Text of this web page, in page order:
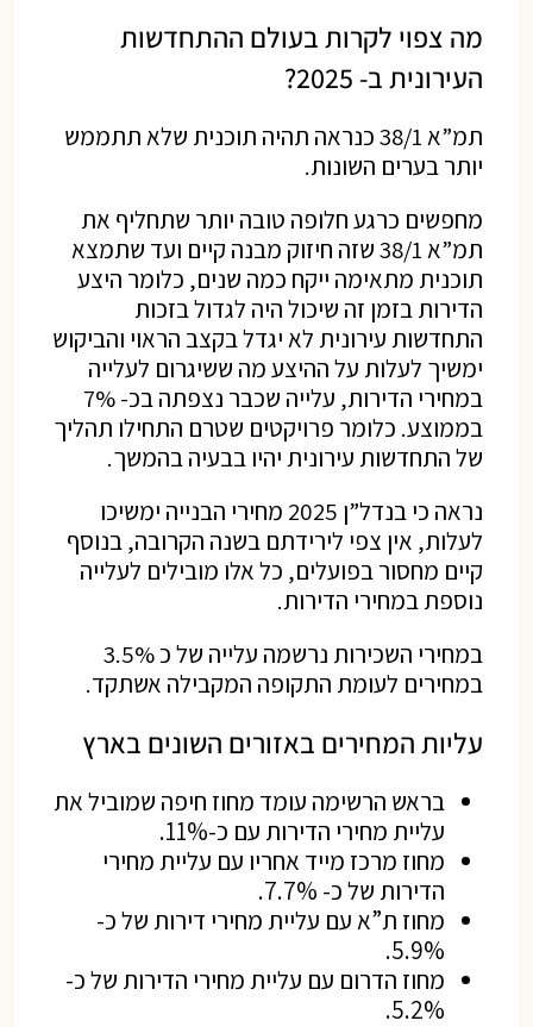
מה צפוי לקרות בעולם ההתחדשות
העירונית ב- 2025?
תמ”א 38/1 כנראה תהיה תוכנית שלא תתממש
יותר בערים השונות.
מחפשים כרגע חלופה טובה יותר שתחליף את
תמ”א 38/1 שזה חיזוק מבנה קיים ועד שתמצא
תוכנית מתאימה ייקח כמה שנים, כלומר היצע
הדירות בזמן זה שיכול היה לגדול בזכות
התחדשות עירונית לא יגדל בקצב הראוי והביקוש
ימשיך לעלות על ההיצע מה ששיגרום לעלייה
במחירי הדירות, עלייה שכבר נצפתה בכ- 7%
בממוצע. כלומר פרויקטים שטרם התחילו תהליך
של התחדשות עירונית יהיו בבעיה בהמשך.
נראה כי בנדל”ן 2025 מחירי הבנייה ימשיכו
לעלות, אין צפי לירידתם בשנה הקרובה, בנוסף
קיים מחסור בפועלים, כל אלו מובילים לעלייה
נוספת במחירי הדירות.
במחירי השכירות נרשמה עלייה של כ 3.5%
במחירים לעומת התקופה המקבילה אשתקד.
עליות המחירים באזורים השונים בארץ
בראש הרשימה עומד מחוז חיפה שמוביל את
עליית מחירי הדירות עם כ-11%.
מחוז מרכז מייד אחריו עם עליית מחירי
הדירות של כ- 7.7%.
מחוז ת”א עם עליית מחירי דירות של כ-
5.9%.
מחוז הדרום עם עליית מחירי הדירות של כ-
5.2%.